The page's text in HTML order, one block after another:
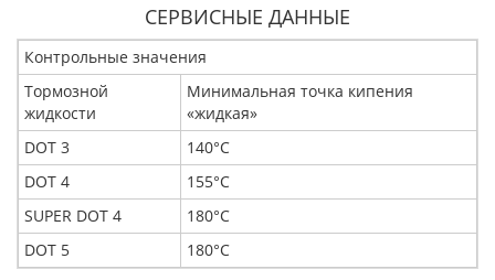
СЕРВИСНЫЕ ДАННЫЕ
Контрольные значения
Тормозной
жидкости
Минимальная точка кипения
«жидкая»
DOT 3
140°C
DOT 4
155°C
SUPER DOT 4
180°C
DOT 5
180°C